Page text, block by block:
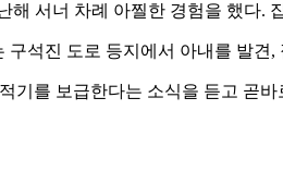
해 서너 차례 아찔한 경험을 했다
석진 도로 등지에서 아내를 발
기를 보급한다는 소식을 듣고 곧바